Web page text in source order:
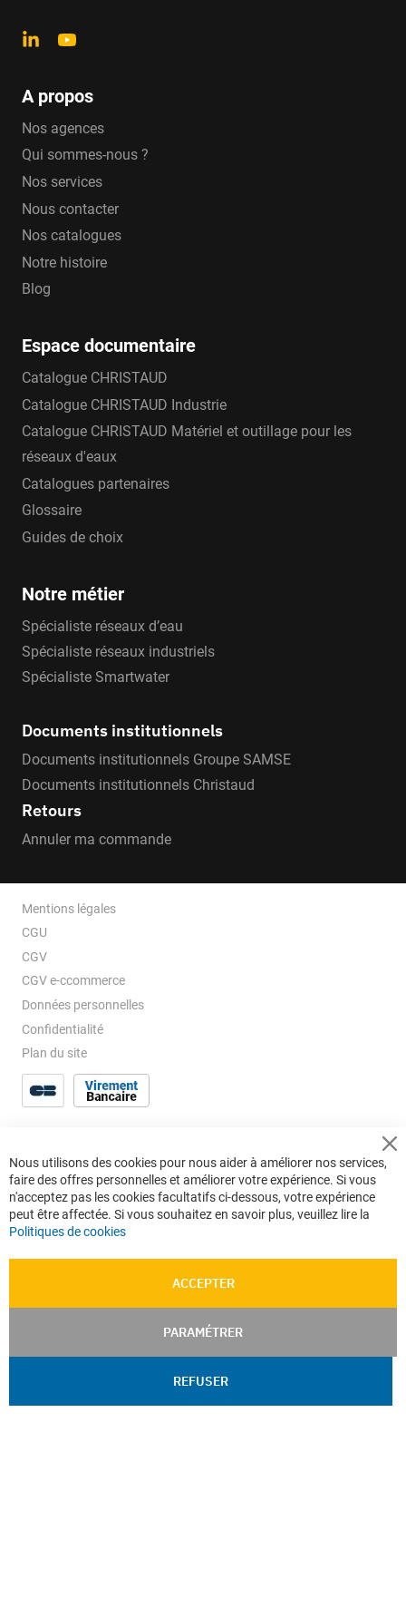
A propos
Nos agences
Qui sommes-nous ?
Nos services
Nous contacter
Nos catalogues
Notre histoire
Blog
Espace documentaire
Catalogue CHRISTAUD
Catalogue CHRISTAUD Industrie
Catalogue CHRISTAUD Matériel et outillage pour les
réseaux d'eaux
Catalogues partenaires
Glossaire
Guides de choix
Notre métier
Spécialiste réseaux d’eau
Spécialiste réseaux industriels
Spécialiste Smartwater
Documents institutionnels
Documents institutionnels Groupe SAMSE
Documents institutionnels Christaud
Retours
Annuler ma commande
Mentions légales
CGU
CGV
CGV e-ccommerce
Données personnelles
Confidentialité
Plan du site
Nous utilisons des cookies pour nous aider à améliorer nos services,
faire des offres personnelles et améliorer votre expérience. Si vous
n'acceptez pas les cookies facultatifs ci-dessous, votre expérience
peut être affectée. Si vous souhaitez en savoir plus, veuillez lire la
Politiques de cookies
ACCEPTER
PARAMÉTRER
REFUSER